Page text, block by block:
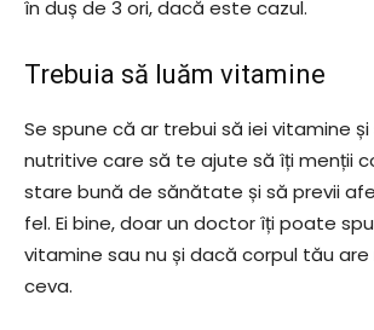
în duș de 3 ori, dacă este cazul.
Trebuia să luăm vitamine
Se spune că ar trebui să iei vitamine
nutritive care să te ajute să îți menții
stare bună de sănătate și să previi
fel. Ei bine, doar un doctor îți poate
vitamine sau nu și dacă corpul tău
ceva.